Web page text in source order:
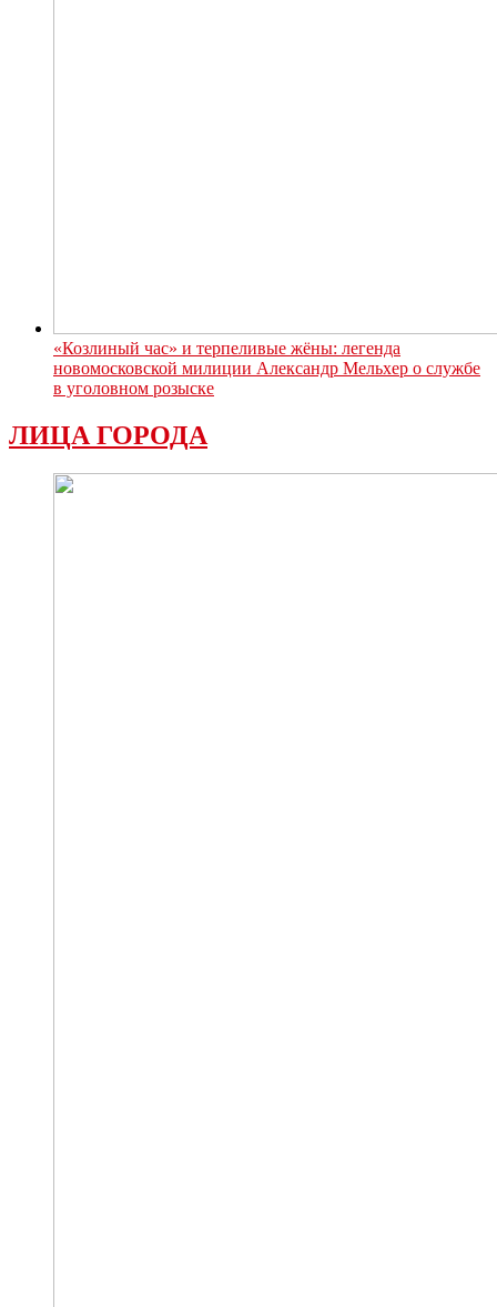
«Козлиный час» и терпеливые жёны: легенда
новомосковской милиции Александр Мельхер о службе
в уголовном розыске
ЛИЦА ГОРОДА